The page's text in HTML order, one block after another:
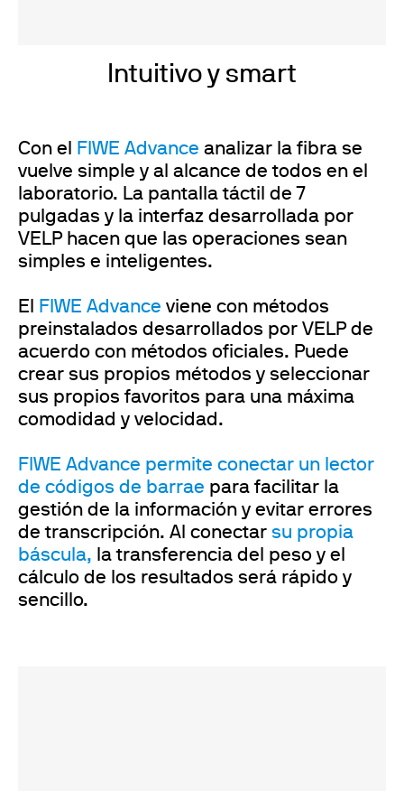
Intuitivo y smart
Con el FIWE Advance analizar la fibra se
vuelve simple y al alcance de todos en el
laboratorio. La pantalla táctil de 7
pulgadas y la interfaz desarrollada por
VELP hacen que las operaciones sean
simples e inteligentes.
El FIWE Advance viene con métodos
preinstalados desarrollados por VELP de
acuerdo con métodos oficiales. Puede
crear sus propios métodos y seleccionar
sus propios favoritos para una máxima
comodidad y velocidad.
FIWE Advance permite conectar un lector
de códigos de barrae para facilitar la
gestión de la información y evitar errores
de transcripción. Al conectar su propia
báscula, la transferencia del peso y el
cálculo de los resultados será rápido y
sencillo.